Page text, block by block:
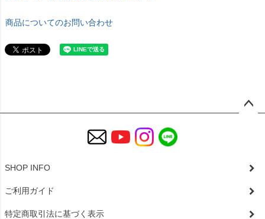
商品についてのお問い合わせ
SHOP INFO
ご利用ガイド
特定商取引法に基づく表示